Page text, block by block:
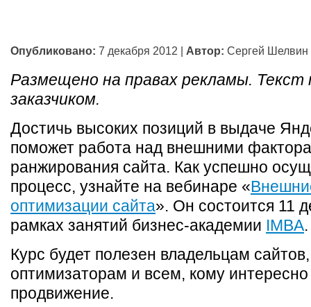
Опубликовано: 7 декабря 2012 | Автор: Сергей Шелвин
Размещено на правах рекламы. Текст
заказчиком.
Достичь высоких позиций в выдаче
поможет работа над внешними
ранжирования сайта. Как успешно
процесс, узнайте на вебинаре «
оптимизации сайта». Он состоится 11
рамках занятий бизнес-академии IMBA.
Курс будет полезен владельцам
оптимизаторам и всем, кому интересно
продвижение.